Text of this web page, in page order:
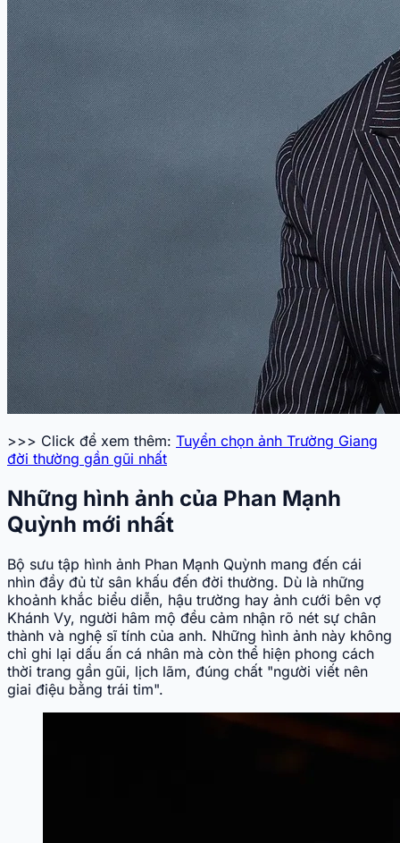
>>> Click để xem thêm: Tuyển chọn ảnh Trường Giang
đời thường gần gũi nhất
Những hình ảnh của Phan Mạnh
Quỳnh mới nhất
Bộ sưu tập hình ảnh Phan Mạnh Quỳnh mang đến cái
nhìn đầy đủ từ sân khấu đến đời thường. Dù là những
khoảnh khắc biểu diễn, hậu trường hay ảnh cưới bên vợ
Khánh Vy, người hâm mộ đều cảm nhận rõ nét sự chân
thành và nghệ sĩ tính của anh. Những hình ảnh này không
chỉ ghi lại dấu ấn cá nhân mà còn thể hiện phong cách
thời trang gần gũi, lịch lãm, đúng chất "người viết nên
giai điệu bằng trái tim".